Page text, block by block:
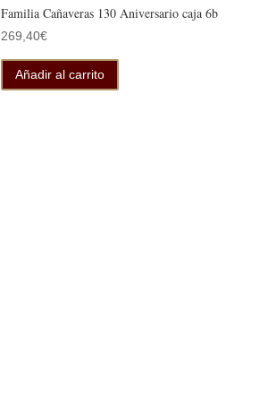
Familia Cañaveras 130 Aniversario caja 6b
269,40€
Añadir al carrito